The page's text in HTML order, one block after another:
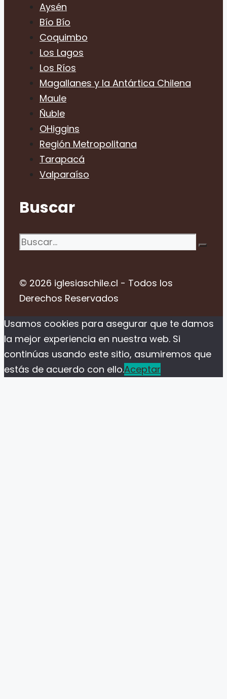
Aysén
Bío Bío
Coquimbo
Los Lagos
Los Ríos
Magallanes y la Antártica Chilena
Maule
Ñuble
OHiggins
Región Metropolitana
Tarapacá
Valparaíso
Buscar
Buscar:
© 2026 iglesiaschile.cl - Todos los
Derechos Reservados
Usamos cookies para asegurar que te damos
la mejor experiencia en nuestra web. Si
continúas usando este sitio, asumiremos que
estás de acuerdo con ello.Aceptar